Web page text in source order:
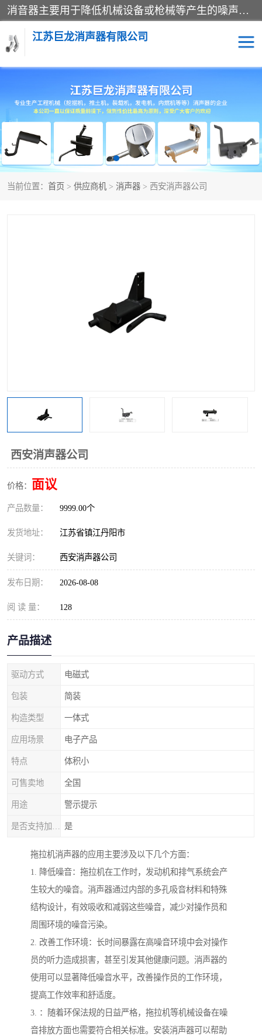
消音器主要用于降低机械设备或枪械等产生的噪声。它通过阻尼或增加排气面积来降低排气速度和功率，从而降低噪声。常见的消音器类型包括阻性消声器、抗性消声器、共振消声器以及阻抗复合式消声器等。这些消音器各有特点，适用于不同频率的噪声消除。
江苏巨龙消声器有限公司
当前位置： 首页 > 供应商机 > 消声器 > 西安消声器公司
西安消声器公司
价格： 面议
产品数量： 9999.00个
发货地址： 江苏省镇江丹阳市
关键词： 西安消声器公司
发布日期： 2026-08-08
阅 读 量： 128
产品描述
驱动方式 电磁式
包装 简装
构造类型 一体式
应用场景 电子产品
特点 体积小
可售卖地 全国
用途 警示提示
是
拖拉机消声器的应用主要涉及以下几个方面：
1. 降低噪音：拖拉机在工作时，发动机和排气系统会产
生较大的噪音。消声器通过内部的多孔吸音材料和特殊
结构设计，有效吸收和减弱这些噪音，减少对操作员和
周围环境的噪音污染。
2. 改善工作环境：长时间暴露在高噪音环境中会对操作
员的听力造成损害，甚至引发其他健康问题。消声器的
使用可以显著降低噪音水平，改善操作员的工作环境，
提高工作效率和舒适度。
3. ：随着环保法规的日益严格，拖拉机等机械设备在噪
音排放方面也需要符合相关标准。安装消声器可以帮助
消声器